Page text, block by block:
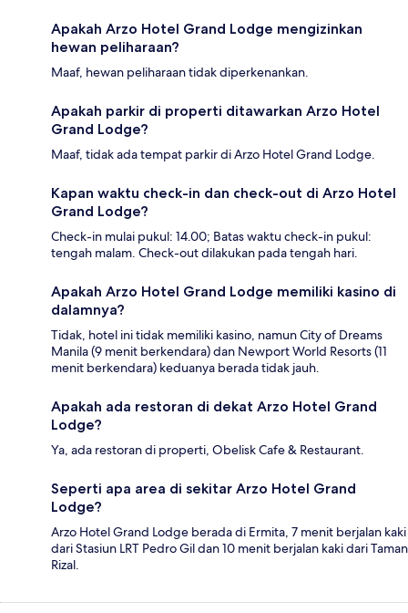
Apakah Arzo Hotel Grand Lodge mengizinkan
hewan peliharaan?
Maaf, hewan peliharaan tidak diperkenankan.
Apakah parkir di properti ditawarkan Arzo Hotel
Grand Lodge?
Maaf, tidak ada tempat parkir di Arzo Hotel Grand Lodge.
Kapan waktu check-in dan check-out di Arzo Hotel
Grand Lodge?
Check-in mulai pukul: 14.00; Batas waktu check-in pukul:
tengah malam. Check-out dilakukan pada tengah hari.
Apakah Arzo Hotel Grand Lodge memiliki kasino di
dalamnya?
Tidak, hotel ini tidak memiliki kasino, namun City of Dreams
Manila (9 menit berkendara) dan Newport World Resorts (11
menit berkendara) keduanya berada tidak jauh.
Apakah ada restoran di dekat Arzo Hotel Grand
Lodge?
Ya, ada restoran di properti, Obelisk Cafe & Restaurant.
Seperti apa area di sekitar Arzo Hotel Grand
Lodge?
Arzo Hotel Grand Lodge berada di Ermita, 7 menit berjalan kaki
dari Stasiun LRT Pedro Gil dan 10 menit berjalan kaki dari Taman
Rizal.